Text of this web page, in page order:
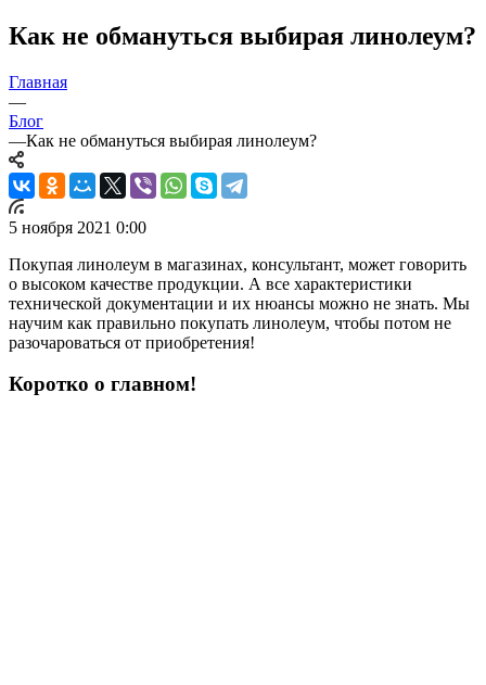
Как не обмануться выбирая линолеум?
Главная
—
Блог
—Как не обмануться выбирая линолеум?
5 ноября 2021 0:00
Покупая линолеум в магазинах, консультант, может говорить
о высоком качестве продукции. А все характеристики
технической документации и их нюансы можно не знать. Мы
научим как правильно покупать линолеум, чтобы потом не
разочароваться от приобретения!
Коротко о главном!